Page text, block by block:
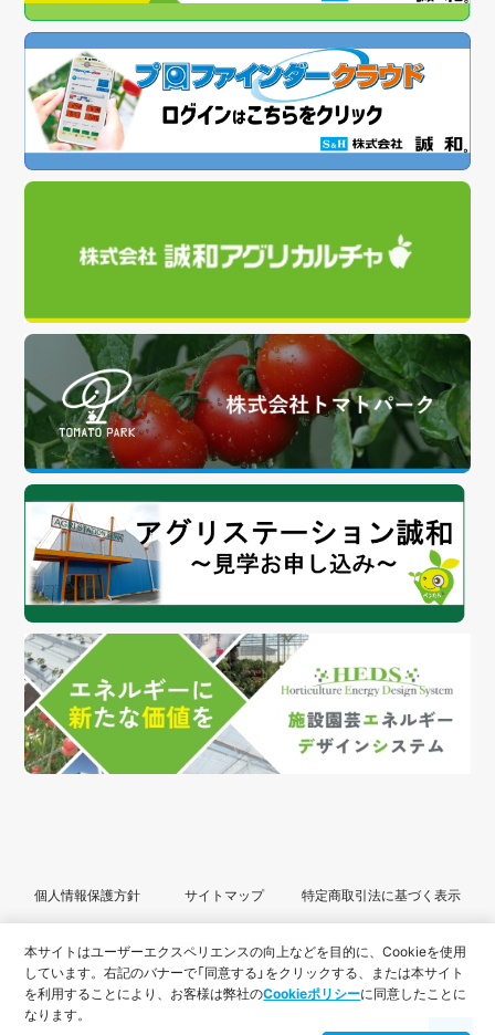
本サイトはユーザーエクスペリエンスの向上などを目的に、Cookieを使用
しています。右記のバナーで「同意する」をクリックする、または本サイト
を利用することにより、 お客様は弊社のCookieポリシーに同意したことに
なります。
個人情報保護方針 サイトマップ 特定商取引法に基づく表示
© 2022 SEIWA All Rights Reserved.